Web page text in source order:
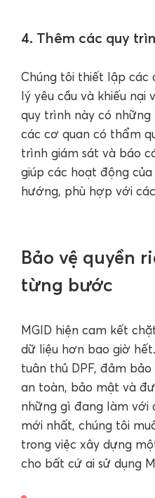
4. Thêm các quy
Chúng tôi thiết lập các
lý yêu cầu và khiếu nại
quy trình này có
các cơ quan có thẩm
trình giám sát và báo
giúp các hoạt động
hướng, phù hợp với
Bảo vệ quyền
từng bước
MGID hiện cam kết
dữ liệu hơn bao giờ
tuân thủ DPF, đảm
an toàn, bảo mật và
những gì đang làm với
mới nhất, chúng tôi
trong việc xây dựng
cho bất cứ ai sử dụng